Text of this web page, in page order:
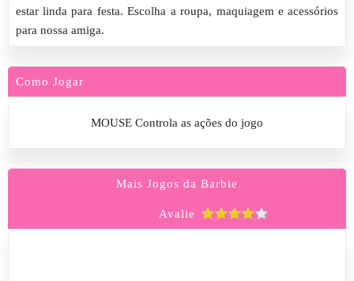
estar linda para festa. Escolha a roupa, maquiagem e acessórios
para nossa amiga.
Como Jogar
MOUSE Controla as ações do jogo
Mais Jogos da Barbie
Avalie